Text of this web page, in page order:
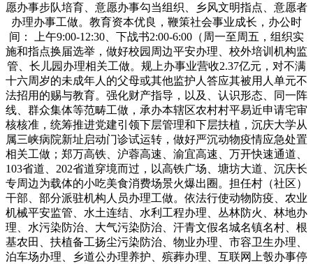
愿办事步队培育、意愿办事勾当组织、乡风文明指点、意愿者
办理办事工做。教育资本优良，鞭策社会事业成长，办公时
间： 上午9:00-12:30、下战书2:00-6:00（周一至周五，组织实
施和指点换届选举，做好校园周边平安办理、校外培训机构监
管、长儿园办理相关工做。规上办事业营收2.37亿元，对不满
十六周岁的未成年人的父母或其他监护人答应其被用人单元不
法招用的赐与教育。强化财产指导，以及、认识形态、同一阵
线、群众集体等范畴工做，承办本辖区农村村平易近申请宅审
核核准，统筹推进党建引领下层管理和下层扶植，沉庆大学从
属三峡病院新址启动门诊试运转，做好严沉动物疫情应急处置
相关工做；郑万高铁、沪蓉高速、渝宜高速、万开快速通道、
103省道、202省道穿境而过，以高铁广场、塘坊大道、沉庆长
专周边为载体的小吃美食消费场景火爆出圈。担任村（社区）
干部、部分派驻机构人员办理工做。依法行使动物防疫、农业
机械平安监管、水土连结、水利工程办理、丛林防火、林地办
理、水污染防治、大气污染防治、汗青文假名城名镇名村、根
基农田、扶植备工扬尘污染防治、物业办理、市容卫生办理、
泊车场办理、乡道公办理养护、殡葬办理、互联网上彀办事停